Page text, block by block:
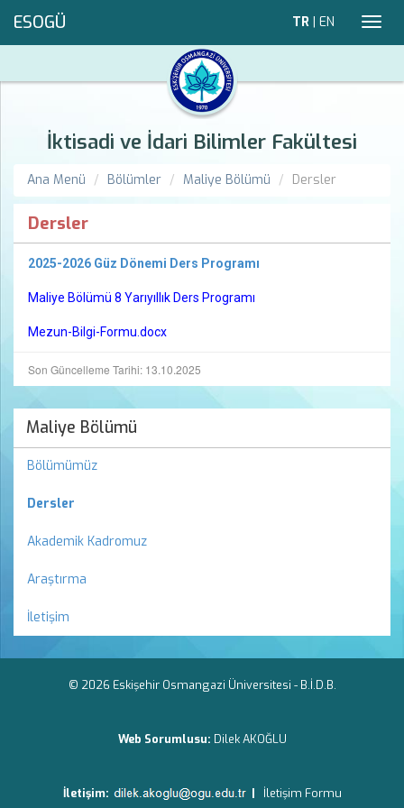
ESOGÜ TR | EN
İktisadi ve İdari Bilimler Fakültesi
Ana Menü Bölümler Maliye Bölümü Dersler
Dersler
2025-2026 Güz Dönemi Ders Programı
Maliye Bölümü 8 Yarıyıllık Ders Programı
Mezun-Bilgi-Formu.docx
Son Güncelleme Tarihi: 13.10.2025
Maliye Bölümü
Bölümümüz
Dersler
Akademik Kadromuz
Araştırma
İletişim
© 2026 Eskişehir Osmangazi Üniversitesi - B.İ.D.B.
Web Sorumlusu: Dilek AKOĞLU
İletişim: | İletişim Formu